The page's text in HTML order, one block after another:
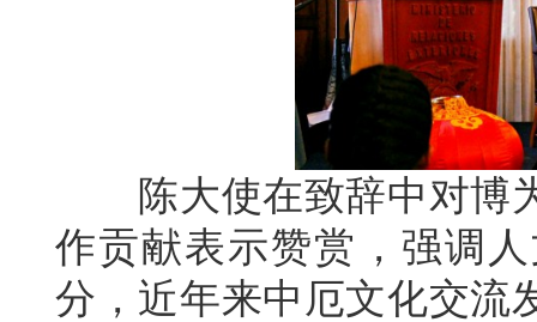
陈大使在致辞中对博为
作贡献表示赞赏，强调
分，近年来中厄文化交流